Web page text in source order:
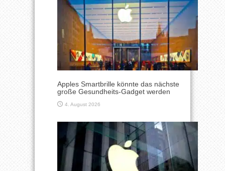
Apples Smartbrille könnte das nächste
große Gesundheits-Gadget werden
4. August 2026